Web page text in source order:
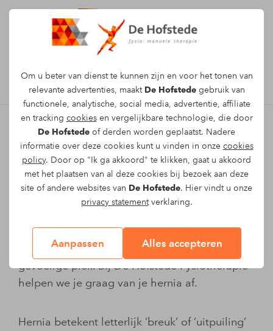
Om u beter van dienst te kunnen zijn en voor het tonen van
relevante advertenties, maakt De Hofstedegebruik van
functionele, analytische, social media, advertentie, affiliate
en tracking cookiesen vergelijkbare technologie, die door
De Hofstede of derden worden geplaatst. Nadere
informatie over deze cookies kunt u vinden in onze cookies
policy. Door op "Ik ga akkoord" te klikken, gaat u akkoord
met het plaatsen van al deze cookies bij bezoek aan deze
site of andere websites van De Hofstede. Hier vindt u onze
privacy statementverklaring.
Aanpassen Alles accepteren
Afspraak maken
Hernia laten behandelen in
Beuningen of Weurt
Heb je pijn aan je rug? Eenrugblessure
is: een blessure aan je rug is ontzettend
vervelend. De rug is immers een kwetsbare en
gevoelige plek. Bij De Hofstede Fysiotherapie
helpen we je graag van je hernia af.
Hernia betekent letterlijk ‘breuk’ of ‘uitpuiling’